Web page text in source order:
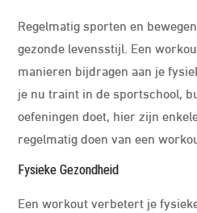
Regelmatig sporten en
gezonde levensstijl. Een
manieren bijdragen aan je
je nu traint in de sportschool,
oefeningen doet, hier zijn
regelmatig doen van een
Fysieke Gezondheid
Een workout verbetert je